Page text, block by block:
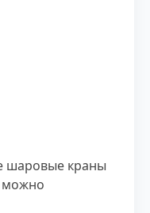
шаровые краны
можно